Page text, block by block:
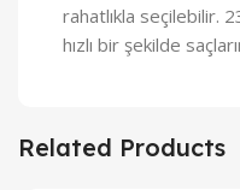
rahatlıkla seçilebilir.
hızlı bir şekilde
Related Products